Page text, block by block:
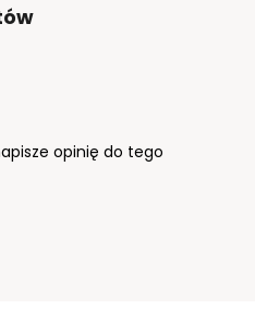
opinię do tego